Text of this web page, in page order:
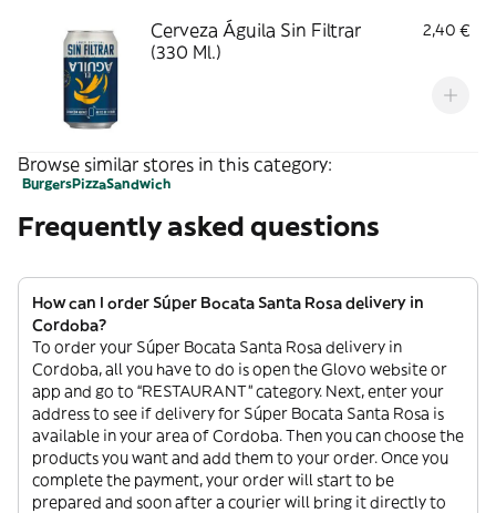
Cerveza Águila Sin Filtrar
(330 Ml.)
2,40 €
Browse similar stores in this category:
BurgersPizzaSandwich
Frequently asked questions
How can I order Súper Bocata Santa Rosa delivery in
Cordoba?
To order your Súper Bocata Santa Rosa delivery in
Cordoba, all you have to do is open the Glovo website or
app and go to “RESTAURANT” category. Next, enter your
address to see if delivery for Súper Bocata Santa Rosa is
available in your area of Cordoba. Then you can choose the
products you want and add them to your order. Once you
complete the payment, your order will start to be
prepared and soon after a courier will bring it directly to